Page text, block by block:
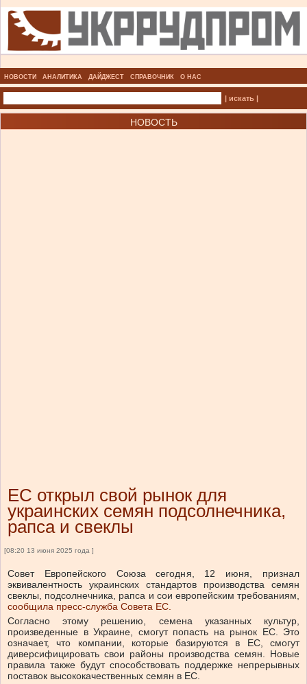
НОВОСТИ АНАЛИТИКА ДАЙДЖЕСТ СПРАВОЧНИК О НАС
| искать |
НОВОСТЬ
ЕС открыл свой рынок для
украинских семян подсолнечника,
рапса и свеклы
[08:20 13 июня 2025 года ]
Совет Европейского Союза сегодня, 12 июня, признал
эквивалентность украинских стандартов производства семян
свеклы, подсолнечника, рапса и сои европейским требованиям,
сообщила пресс-служба Совета ЕС.
Согласно этому решению, семена указанных культур,
произведенные в Украине, смогут попасть на рынок ЕС. Это
означает, что компании, которые базируются в ЕС, смогут
диверсифицировать свои районы производства семян. Новые
правила также будут способствовать поддержке непрерывных
поставок высококачественных семян в ЕС.